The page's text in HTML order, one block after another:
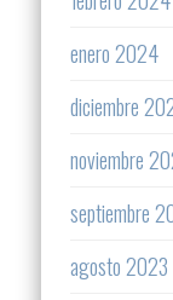
enero 2024
diciembre
noviembre
septiembre
agosto 2023